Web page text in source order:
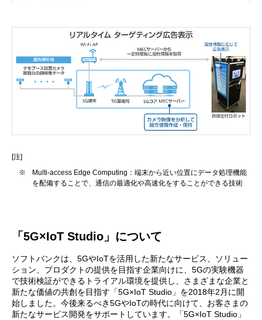
[注]
※
Multi-access Edge Computing：端末から近い位置にデータ処理機能
を配備することで、通信の最適化や高速化をすることができる技術
「5G×IoT Studio」について
ソフトバンクは、5GやIoTを活用した新たなサービス、ソリュー
ション、プロダクトの提供を目指す企業向けに、5Gの実験機器
で技術検証ができるトライアル環境を提供し、さまざまな企業と
新たな価値の共創を目指す「5G×IoT Studio」を2018年2月に開
始しました。今後来るべき5GやIoTの時代に向けて、お客さまの
新たなサービス開発をサポートしています。「5G×IoT Studio」